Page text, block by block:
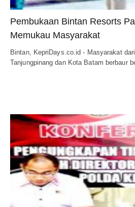
Pembukaan Bintan Resorts
Memukau Masyarakat
Bintan, KepriDays.co.id - Masyarakat
Tanjungpinang dan Kota Batam berbaur